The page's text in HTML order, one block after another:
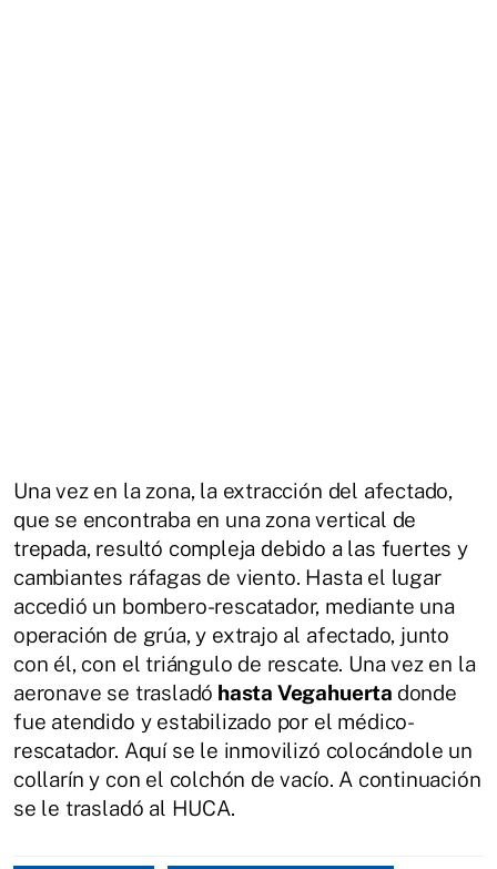
Una vez en la zona, la extracción del afectado,
que se encontraba en una zona vertical de
trepada, resultó compleja debido a las fuertes y
cambiantes ráfagas de viento. Hasta el lugar
accedió un bombero-rescatador, mediante una
operación de grúa, y extrajo al afectado, junto
con él, con el triángulo de rescate. Una vez en la
aeronave se trasladó hasta Vegahuerta donde
fue atendido y estabilizado por el médico-
rescatador. Aquí se le inmovilizó colocándole un
collarín y con el colchón de vacío. A continuación
se le trasladó al HUCA.